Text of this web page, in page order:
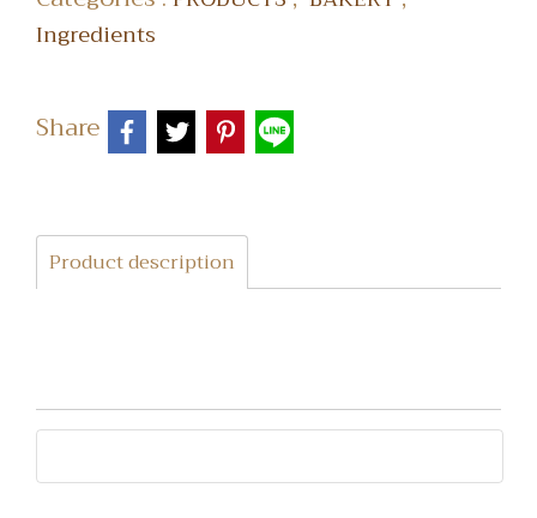
Ingredients
Share
Product description